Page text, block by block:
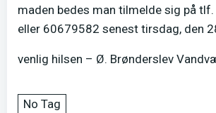
maden bedes man tilmelde sig på
eller 60679582 senest tirsdag, den
venlig hilsen – Ø. Brønderslev
No Tag